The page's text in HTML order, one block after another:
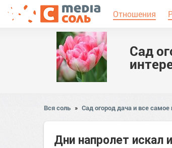
Отношения
Сад
Вся соль » Сад огород дача и все самое
Дни напролет искал